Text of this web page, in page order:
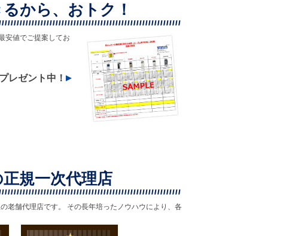
から、おトク！
安値でご提案してお
レゼント中！
規一次代理店
老舗代理店です。 その長年培ったノウハウにより、各